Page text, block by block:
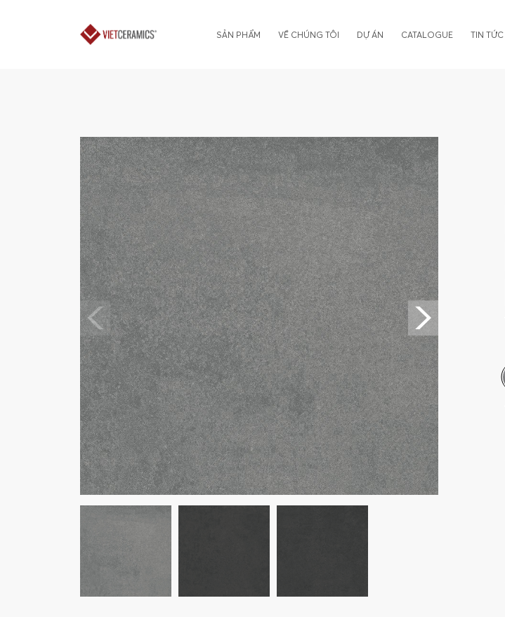
SẢN PHẨM VỀ CHÚNG TÔI DỰ ÁN CATALOGUE TIN TỨC